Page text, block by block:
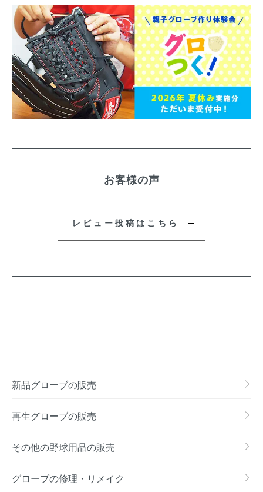
お客様の声
レビュー投稿はこちら
新品グローブの販売
再生グローブの販売
その他の野球用品の販売
グローブの修理・リメイク